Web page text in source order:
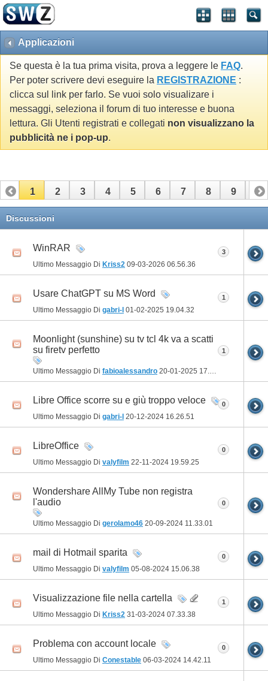
Applicazioni
Se questa è la tua prima visita, prova a leggere le FAQ.
Per poter scrivere devi eseguire la REGISTRAZIONE :
clicca sul link per farlo. Se vuoi solo visualizare i
messaggi, seleziona il forum di tuo interesse e buona
lettura. Gli Utenti registrati e collegati non visualizzano la
pubblicità ne i pop-up.
1 2 3 4 5 6 7 8 9 10
11 12
Discussioni
WinRAR
Ultimo Messaggio Di Kriss2 09-03-2026 06.56.36
3
Usare ChatGPT su MS Word
Ultimo Messaggio Di gabri-l 01-02-2025 19.04.32
1
Moonlight (sunshine) su tv tcl 4k va a scatti
su firetv perfetto
Ultimo Messaggio Di fabioalessandro 20-01-2025 17.37.11
1
Libre Office scorre su e giù troppo veloce
Ultimo Messaggio Di gabri-l 20-12-2024 16.26.51
0
LibreOffice
Ultimo Messaggio Di valyfilm 22-11-2024 19.59.25
0
Wondershare AllMy Tube non registra
l'audio
Ultimo Messaggio Di gerolamo46 20-09-2024 11.33.01
0
mail di Hotmail sparita
Ultimo Messaggio Di valyfilm 05-08-2024 15.06.38
0
Visualizzazione file nella cartella
Ultimo Messaggio Di Kriss2 31-03-2024 07.33.38
1
Problema con account locale
Ultimo Messaggio Di Conestable 06-03-2024 14.42.11
0